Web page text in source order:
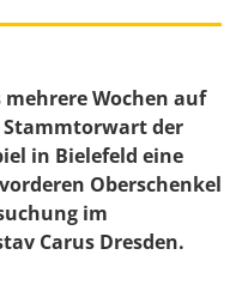
mehrere Wochen auf
Stammtorwart der
in Bielefeld eine
Oberschenkel
im
Carus Dresden.